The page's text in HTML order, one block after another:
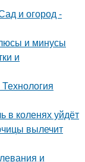
и огород -
и минусы
и
в коленях уйдёт
вылечит
и